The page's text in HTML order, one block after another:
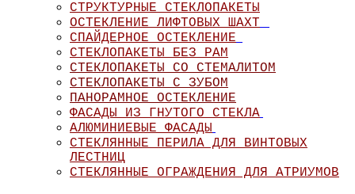
СТРУКТУРНЫЕ СТЕКЛОПАКЕТЫ
ОСТЕКЛЕНИЕ ЛИФТОВЫХ ШАХТ
СПАЙДЕРНОЕ ОСТЕКЛЕНИЕ
СТЕКЛОПАКЕТЫ БЕЗ РАМ
СТЕКЛОПАКЕТЫ СО СТЕМАЛИТОМ
СТЕКЛОПАКЕТЫ С ЗУБОМ
ПАНОРАМНОЕ ОСТЕКЛЕНИЕ
ФАСАДЫ ИЗ ГНУТОГО СТЕКЛА
АЛЮМИНИЕВЫЕ ФАСАДЫ
СТЕКЛЯННЫЕ ПЕРИЛА ДЛЯ ВИНТОВЫХ
ЛЕСТНИЦ
СТЕКЛЯННЫЕ ОГРАЖДЕНИЯ ДЛЯ АТРИУМОВ